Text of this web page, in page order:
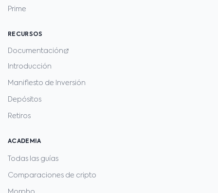
Prime
RECURSOS
Documentación
Introducción
Manifiesto de Inversión
Depósitos
Retiros
ACADEMIA
Todas las guías
Comparaciones de cripto